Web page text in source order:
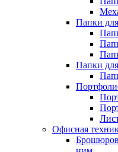
Папки
Папки
Офисная